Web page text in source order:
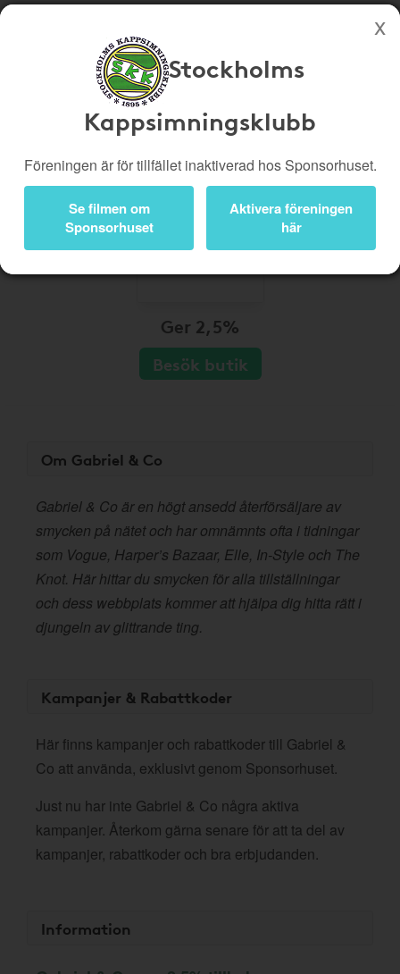
Köp genom denna sida stöttar Stockholms Kappsimningsklubb
Butiker
Presentkort
Bli medlem
Logga in
Stockholms
Kappsimningsklubb
Föreningen är för tillfället inaktiverad hos Sponsorhuset.
Se filmen om
Sponsorhuset
Aktivera föreningen
här
Ger 2,5%
Besök butik
Om Gabriel & Co
Gabriel & Co är en högt ansedd återförsäljare av
smycken på nätet och har omnämnts ofta i tidningar
som Vogue, Harper’s Bazaar, Elle, In-Style och The
Knot. Här hittar du smycken för alla tillställningar
och dess webbplats kommer att hjälpa dig hitta rätt i
djungeln av glittrande ting.
Kampanjer & Rabattkoder
Här finns kampanjer och rabattkoder till Gabriel &
Co att använda, exklusivt genom Sponsorhuset.
Just nu har inte Gabriel & Co några aktiva
kampanjer. Återkom gärna senare för att ta del av
kampanjer, rabattkoder och bra erbjudanden.
Information